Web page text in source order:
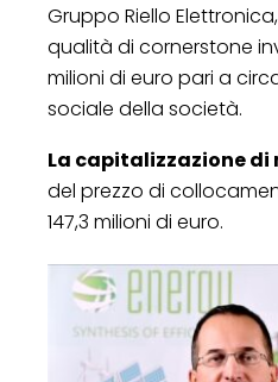
Gruppo Riello
qualità di cornerstone
milioni di euro pari a
sociale della società.
La capitalizzazione di
del prezzo di
147,3 milioni di euro.